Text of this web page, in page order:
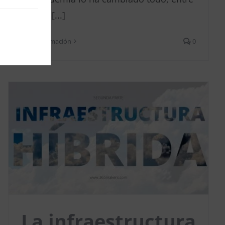
ello, el [...]
Más información 0